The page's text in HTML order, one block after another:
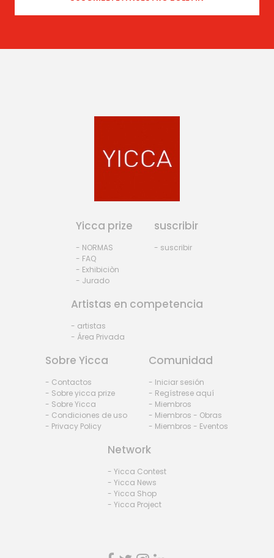
Yicca prize
- NORMAS
- FAQ
- Exhibiciòn
- Jurado
suscribir
- suscribir
Artistas en competencia
- artistas
- Área Privada
Sobre Yicca
- Contactos
- Sobre yicca prize
- Sobre Yicca
- Condiciones de uso
- Privacy Policy
Comunidad
- Iniciar sesión
- Regístrese aquí
- Miembros
- Miembros - Obras
- Miembros - Eventos
Network
- Yicca Contest
- Yicca News
- Yicca Shop
- Yicca Project